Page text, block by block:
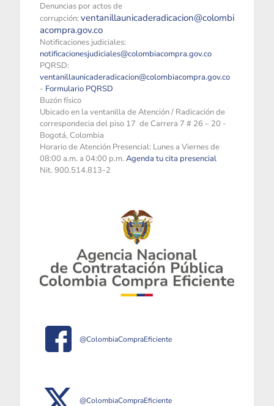
Denuncias por actos de
corrupción: ventanillaunicaderadicacion@colombi
acompra.gov.co
Notificaciones judiciales:
notificacionesjudiciales@colombiacompra.gov.co
PQRSD:
ventanillaunicaderadicacion@colombiacompra.gov.co
- Formulario PQRSD
Buzón físico
Ubicado en la ventanilla de Atención / Radicación de
correspondecia del piso 17 de Carrera 7 # 26 – 20 -
Bogotá, Colombia
Horario de Atención Presencial: Lunes a Viernes de
08:00 a.m. a 04:00 p.m. Agenda tu cita presencial
Nit. 900.514.813-2
@ColombiaCompraEficiente
@ColombiaCompraEficiente